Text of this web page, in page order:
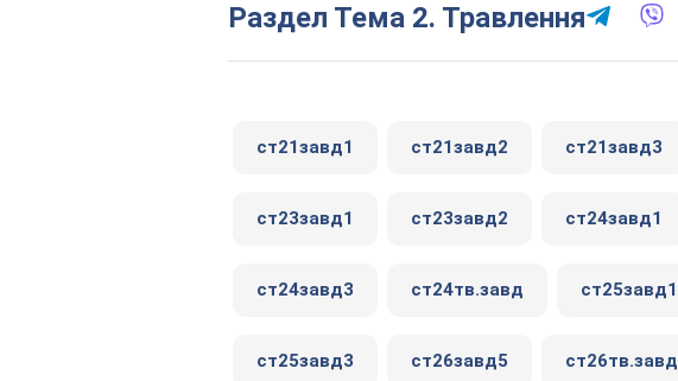
Раздел Тема 2. Травлення
ст21завд1 ст21завд2 ст21завд3
ст23завд1 ст23завд2 ст24завд1
ст24завд3 ст24тв.завд ст25завд1
ст25завд3 ст26завд5 ст26тв.завд